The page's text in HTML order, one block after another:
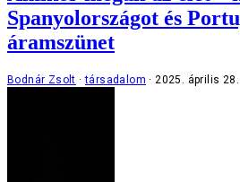
Spanyolországot és
áramszünet
Bodnár Zsolt társadalom 2025. április 28.